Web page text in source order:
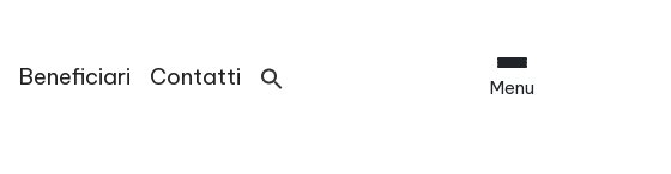
Beneficiari Contatti Menu